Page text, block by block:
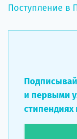
Поступление в
и первыми
стипендиях